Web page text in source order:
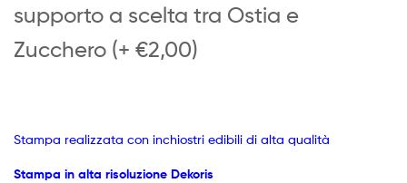
supporto a scelta tra Ostia e
Zucchero (+ €2,00)
Stampa realizzata con inchiostri edibili di alta qualità
Stampa in alta risoluzione Dekoris